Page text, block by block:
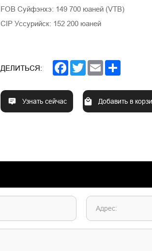
FOB Суйфэнхэ: 149 700 юаней (VTB)
CIP Уссурийск: 152 200 юаней
ДЕЛИТЬСЯ: Facebook
TwitterEmail
Узнать сейчас Добавить в
Адрес: